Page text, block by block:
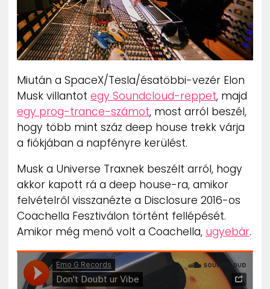
Miután a SpaceX/Tesla/ésatöbbi-vezér Elon
Musk villantot egy Soundcloud-reppet, majd
egy prog-trance-számot, most arról beszél,
hogy több mint száz deep house trekk várja
a fiókjában a napfényre kerülést.
Musk a Universe Traxnek beszélt arról, hogy
akkor kapott rá a deep house-ra, amikor
felvételről visszanézte a Disclosure 2016-os
Coachella Fesztiválon történt fellépését.
Amikor még menő volt a Coachella, ugyebár.